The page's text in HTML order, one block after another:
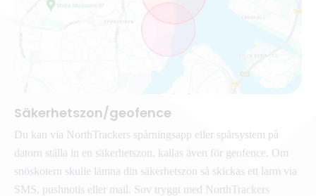
Säkerhetszon/geofence
Du kan via NorthTrackers spårningsapp eller spårsystem på
datorn ställa in en säkerhetszon, kallas även för geofence. Om
snöskotern skulle lämna din säkerhetszon så skickas ett larm via
SMS, pushnotis eller mail. Sov tryggt med NorthTrackers